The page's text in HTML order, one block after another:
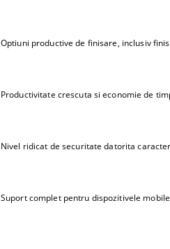
Optiuni productive de finisare, inclusiv
Productivitate crescuta si economie de
Nivel ridicat de securitate datorita
Suport complet pentru dispozitivele